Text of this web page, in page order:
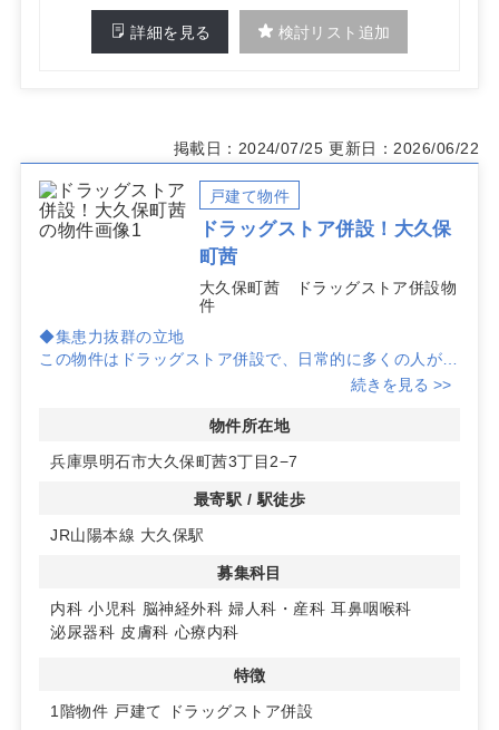
詳細を見る 検討リスト追加
掲載日：2024/07/25 更新日：2026/06/22
戸建て物件
ドラッグストア併設！大久保
町茜
大久保町茜 ドラッグストア併設物
件
◆集患力抜群の立地
この物件はドラッグストア併設で、日常的に多くの人が訪
れるため、クリニック開業に最適な集患力を期待できま
建築プランの自由度が高く、クリニックのコンセプトに合
わせた設計が可能です。お客様のご要望に応じたスペース
共有駐車場が90台以上利用可能で、患者様のアクセスも
便利です。車での来院が多い地域のニーズにも対応できま
す。
詳細はお問い合わせください。
続きを見る >>
物件所在地
兵庫県明石市大久保町茜3丁目2−7
最寄駅 / 駅徒歩
JR山陽本線 大久保駅
募集科目
内科 小児科 脳神経外科 婦人科・産科 耳鼻咽喉科
泌尿器科 皮膚科 心療内科
特徴
1階物件 戸建て ドラッグストア併設